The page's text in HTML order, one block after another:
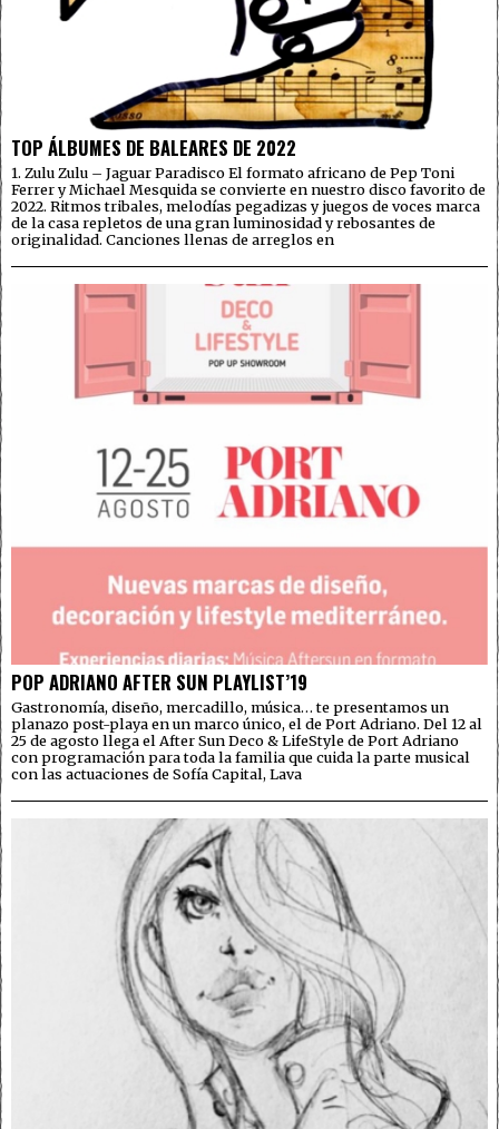
TOP ÁLBUMES DE BALEARES DE 2022
1. Zulu Zulu – Jaguar Paradisco El formato africano de Pep Toni
Ferrer y Michael Mesquida se convierte en nuestro disco favorito de
2022. Ritmos tribales, melodías pegadizas y juegos de voces marca
de la casa repletos de una gran luminosidad y rebosantes de
originalidad. Canciones llenas de arreglos en
POP ADRIANO AFTER SUN PLAYLIST’19
Gastronomía, diseño, mercadillo, música… te presentamos un
planazo post-playa en un marco único, el de Port Adriano. Del 12 al
25 de agosto llega el After Sun Deco & LifeStyle de Port Adriano
con programación para toda la familia que cuida la parte musical
con las actuaciones de Sofía Capital, Lava